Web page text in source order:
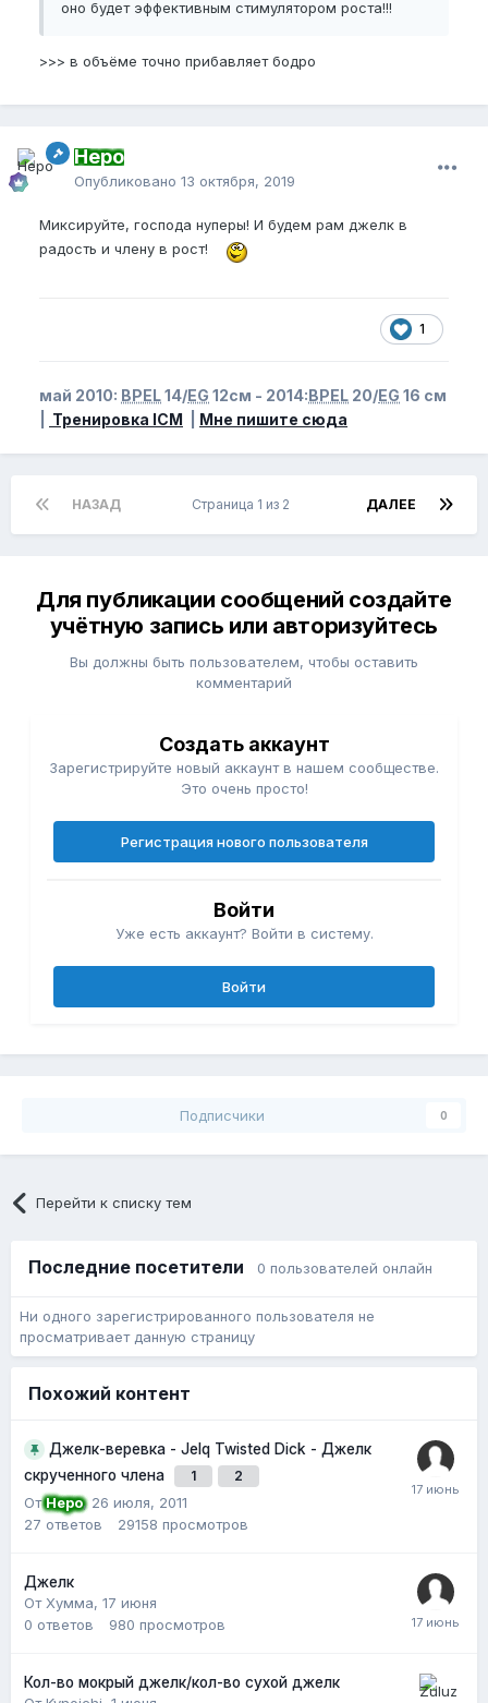
оно будет эффективным стимулятором роста!!!
>>> в объёме точно прибавляет бодро
Неро
Опубликовано 13 октября, 2019
Миксируйте, господа нуперы! И будем рам джелк в
радость и члену в рост!
1
май 2010: BPEL14/EG 12см - 2014:BPEL 20/EG 16 см
Тренировка ICM Мне пишите сюда
НАЗАД ДАЛЕЕ
Страница 1 из 2
Для публикации сообщений создайте
учётную запись или авторизуйтесь
Вы должны быть пользователем, чтобы оставить
комментарий
Создать аккаунт
Зарегистрируйте новый аккаунт в нашем сообществе.
Это очень просто!
Регистрация нового пользователя
Войти
Уже есть аккаунт? Войти в систему.
Войти
Подписчики 0
Перейти к списку тем
Последние посетители 0 пользователей онлайн
Ни одного зарегистрированного пользователя не
просматривает данную страницу
Похожий контент
Джелк-веревка - Jelq Twisted Dick - Джелк
скрученного члена
1 2
ОтНеро, 26 июля, 2011
27 ответов 29158 просмотров
Джелк
От Хумма, 17 июня
0 ответов 980 просмотров
Кол-во мокрый джелк/кол-во сухой джелк